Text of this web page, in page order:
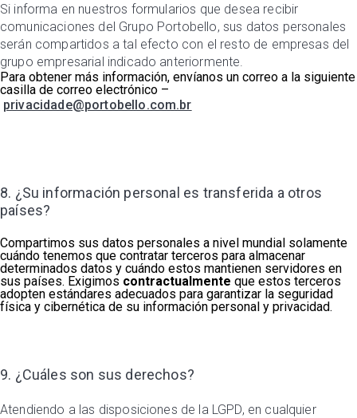
Si informa en nuestros formularios que desea recibir
comunicaciones del Grupo Portobello, sus datos personales
serán compartidos a tal efecto con el resto de empresas del
grupo empresarial indicado anteriormente.
Para obtener más información, envíanos un correo a la siguiente
casilla de correo electrónico –
privacidade@portobello.com.br
8. ¿Su información personal es transferida a otros
países?
Compartimos sus datos personales a nivel mundial solamente
cuándo tenemos que contratar terceros para almacenar
determinados datos y cuándo estos mantienen servidores en
sus países. Exigimos contractualmente que estos terceros
adopten estándares adecuados para garantizar la seguridad
física y cibernética de su información personal y privacidad.
9. ¿Cuáles son sus derechos?
Atendiendo a las disposiciones de la LGPD, en cualquier